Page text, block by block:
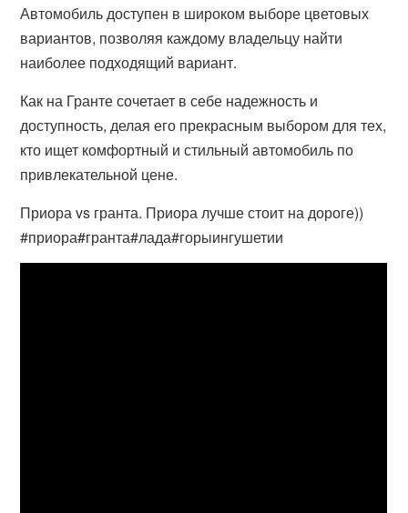
Автомобиль доступен в широком выборе цветовых
вариантов, позволяя каждому владельцу найти
наиболее подходящий вариант.
Как на Гранте сочетает в себе надежность и
доступность, делая его прекрасным выбором для тех,
кто ищет комфортный и стильный автомобиль по
привлекательной цене.
Приора vs гранта. Приора лучше стоит на дороге))
#приора#гранта#лада#горыингушетии